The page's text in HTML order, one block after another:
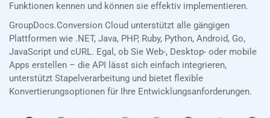
Funktionen kennen und können sie effektiv implementieren.
GroupDocs.Conversion Cloud unterstützt alle gängigen
Plattformen wie .NET, Java, PHP, Ruby, Python, Android, Go,
JavaScript und cURL. Egal, ob Sie Web-, Desktop- oder mobile
Apps erstellen – die API lässt sich einfach integrieren,
unterstützt Stapelverarbeitung und bietet flexible
Konvertierungsoptionen für Ihre Entwicklungsanforderungen.